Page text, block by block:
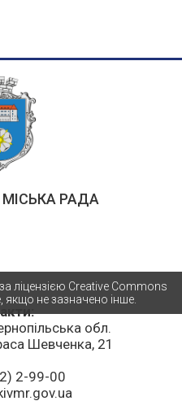
РАДА
обл.
Шевченка, 21
2-99-00
ліцензією Creative Commons
не зазначено інше.